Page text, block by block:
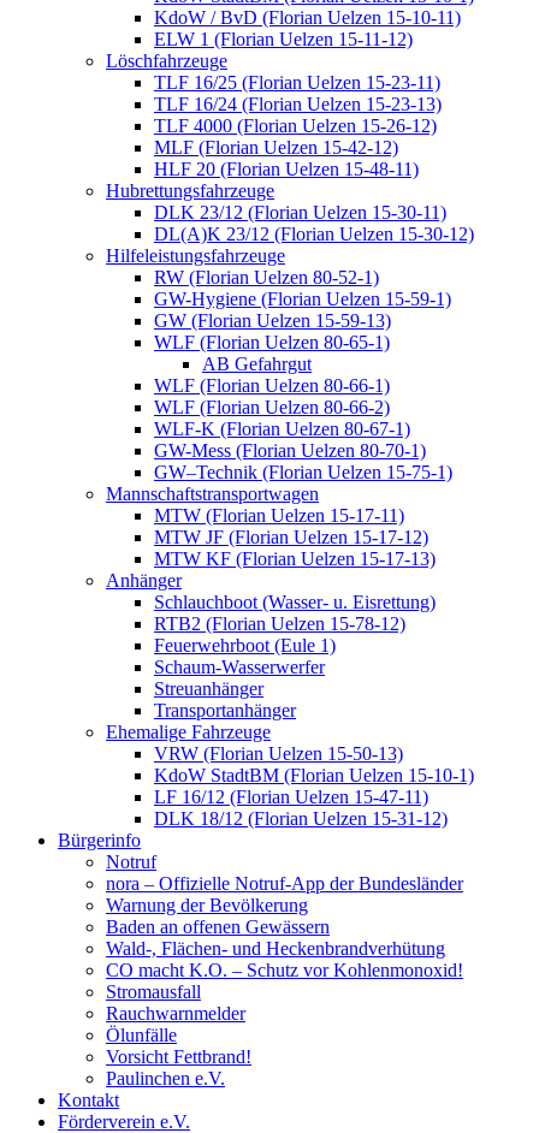
KdoW / BvD (Florian Uelzen 15-10-11)
ELW 1 (Florian Uelzen 15-11-12)
Löschfahrzeuge
TLF 16/25 (Florian Uelzen 15-23-11)
TLF 16/24 (Florian Uelzen 15-23-13)
TLF 4000 (Florian Uelzen 15-26-12)
MLF (Florian Uelzen 15-42-12)
HLF 20 (Florian Uelzen 15-48-11)
Hubrettungsfahrzeuge
DLK 23/12 (Florian Uelzen 15-30-11)
DL(A)K 23/12 (Florian Uelzen 15-30-12)
Hilfeleistungsfahrzeuge
RW (Florian Uelzen 80-52-1)
GW-Hygiene (Florian Uelzen 15-59-1)
GW (Florian Uelzen 15-59-13)
WLF (Florian Uelzen 80-65-1)
AB Gefahrgut
WLF (Florian Uelzen 80-66-1)
WLF (Florian Uelzen 80-66-2)
WLF-K (Florian Uelzen 80-67-1)
GW-Mess (Florian Uelzen 80-70-1)
GW–Technik (Florian Uelzen 15-75-1)
Mannschaftstransportwagen
MTW (Florian Uelzen 15-17-11)
MTW JF (Florian Uelzen 15-17-12)
MTW KF (Florian Uelzen 15-17-13)
Anhänger
Schlauchboot (Wasser- u. Eisrettung)
RTB2 (Florian Uelzen 15-78-12)
Feuerwehrboot (Eule 1)
Schaum-Wasserwerfer
Streuanhänger
Transportanhänger
Ehemalige Fahrzeuge
VRW (Florian Uelzen 15-50-13)
KdoW StadtBM (Florian Uelzen 15-10-1)
LF 16/12 (Florian Uelzen 15-47-11)
DLK 18/12 (Florian Uelzen 15-31-12)
Bürgerinfo
Notruf
nora – Offizielle Notruf-App der Bundesländer
Warnung der Bevölkerung
Baden an offenen Gewässern
Wald-, Flächen- und Heckenbrandverhütung
CO macht K.O. – Schutz vor Kohlenmonoxid!
Stromausfall
Rauchwarnmelder
Ölunfälle
Vorsicht Fettbrand!
Paulinchen e.V.
Kontakt
Förderverein e.V.